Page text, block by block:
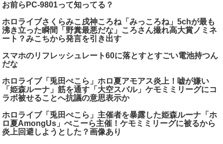
お前らPC-9801って知ってる？
ホロライブさくらみこ戌神ころね「みっころね」5chが最も
沸き立った瞬間「野糞最悪だな」ころさん撮れ高大賞ノミネ
ート？みこちから発言を引き出す
スマホのリフレッシュレート60に落とすとすごい電池持つん
だな
ホロライブ「兎田ぺこら」ホロ夏アモアス炎上！嘘が嫌い
「姫森ルーナ」筋を通す「大空スバル」ケモミミリーグにコ
ラボ被せることへ抗議の意思表示か
ホロライブ「兎田ぺこら」主催者を暴露した姫森ルーナ「ホ
ロ夏AmongUs」ぺこーら主催！ケモミミリーグに被るから
炎上回避しようとした？画像あり